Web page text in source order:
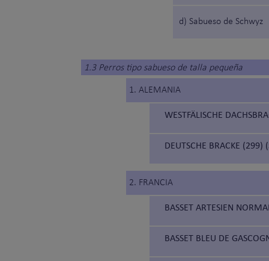
d) Sabueso de Schwyz
1.3 Perros tipo sabueso de talla pequeña
1. ALEMANIA
WESTFÄLISCHE
DEUTSCHE BRACKE (299)
2. FRANCIA
BASSET ARTESIEN
BASSET BLEU DE